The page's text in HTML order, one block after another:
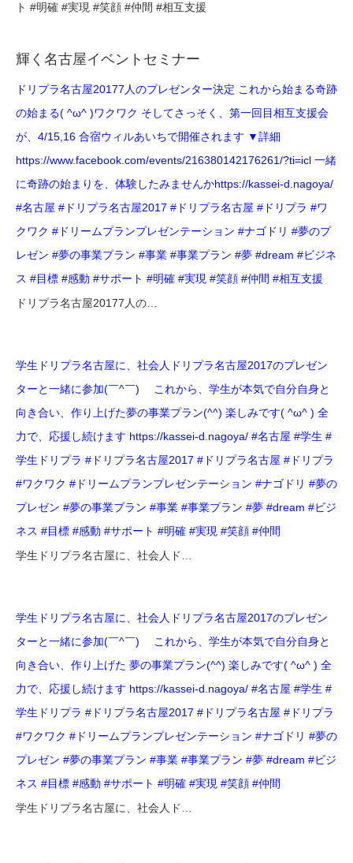
ト #明確 #実現 #笑顔 #仲間 #相互支援
輝く名古屋イベントセミナー
ドリプラ名古屋2017️7人のプレゼンター決定️ これから始まる奇跡
の始まる( ^ω^ )ワクワク そしてさっそく、第一回目相互支援会
が、4/15,16 合宿️ウィルあいちで開催されます️ ▼詳細
https://www.facebook.com/events/216380142176261/?ti=icl 一緒
に奇跡の始まりを、体験したみませんかhttps://kassei-d.nagoya/
#名古屋 #ドリプラ名古屋2017 #ドリプラ名古屋 #ドリプラ #ワ
クワク #ドリームプランプレゼンテーション #ナゴドリ #夢のプ
レゼン #夢の事業プラン #事業 #事業プラン #夢 #dream #ビジネ
ス #目標 #感動 #サポート #明確 #実現 #笑顔 #仲間 #相互支援
ドリプラ名古屋2017️7人の…
学生ドリプラ名古屋に、社会人ドリプラ名古屋2017のプレゼン
ターと一緒に参加(￣^￣)ゞ これから、学生が本気で自分自身と
向き合い、作り上げた️夢の事業プラン(^^) 楽しみです( ^ω^ ) 全
力で、応援し続けます️ https://kassei-d.nagoya/ #名古屋 #学生 #
学生ドリプラ #ドリプラ名古屋2017 #ドリプラ名古屋 #ドリプラ
#ワクワク #ドリームプランプレゼンテーション #ナゴドリ #夢の
プレゼン #夢の事業プラン #事業 #事業プラン #夢 #dream #ビジ
ネス #目標 #感動 #サポート #明確 #実現 #笑顔 #仲間
学生ドリプラ名古屋に、社会人ド…
学生ドリプラ名古屋に、社会人ドリプラ名古屋2017のプレゼン
ターと一緒に参加(￣^￣)ゞ これから、学生が本気で自分自身と
向き合い、作り上げた️ 夢の事業プラン(^^) 楽しみです( ^ω^ ) 全
力で、応援し続けます️ https://kassei-d.nagoya/ #名古屋 #学生 #
学生ドリプラ #ドリプラ名古屋2017 #ドリプラ名古屋 #ドリプラ
#ワクワク #ドリームプランプレゼンテーション #ナゴドリ #夢の
プレゼン #夢の事業プラン #事業 #事業プラン #夢 #dream #ビジ
ネス #目標 #感動 #サポート #明確 #実現 #笑顔 #仲間
学生ドリプラ名古屋に、社会人ド…